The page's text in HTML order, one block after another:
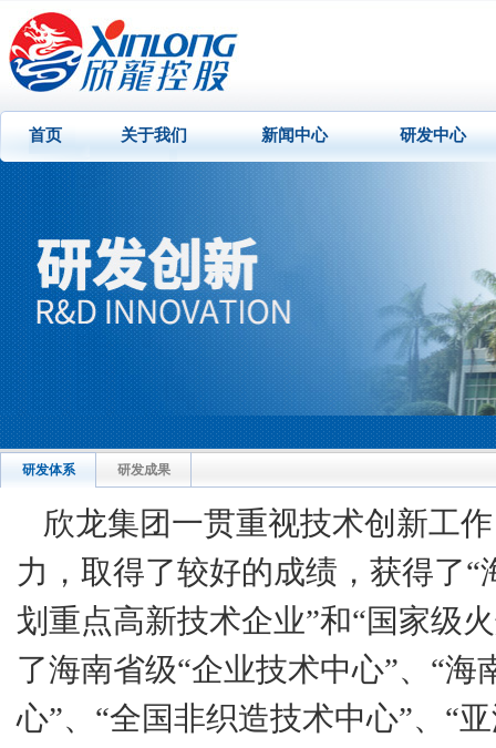
首页 关于我们 新闻中心 研发中心
研发体系 研发成果
欣龙集团一贯重视技术创新工
力，取得了较好的成绩，获得了
划重点高新技术企业”和“国家级
了海南省级“企业技术中心”、“
心”、“全国非织造技术中心”、“